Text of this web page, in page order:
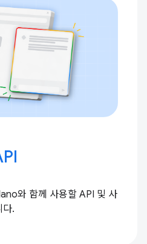
와 함께 사용할 API 및 사
다.